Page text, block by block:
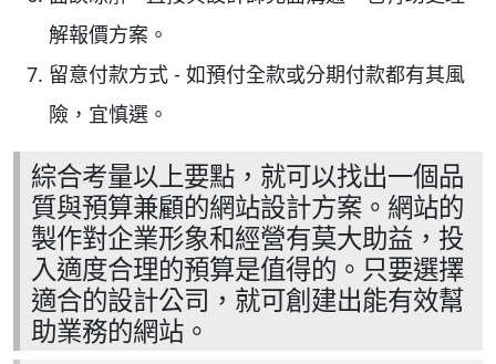
解報價方案。
留意付款方式 - 如預付全款或分期付款都有其風
險，宜慎選。
綜合考量以上要點，就可以找出一個品
質與預算兼顧的網站設計方案。網站的
製作對企業形象和經營有莫大助益，投
入適度合理的預算是值得的。只要選擇
適合的設計公司，就可創建出能有效幫
助業務的網站。